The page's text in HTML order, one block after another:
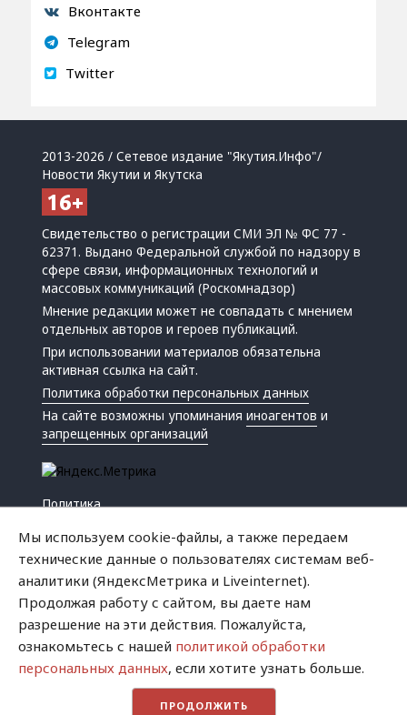
Вконтакте
Telegram
Twitter
2013-2026 / Сетевое издание "Якутия.Инфо"/
Новости Якутии и Якутска
Свидетельство о регистрации СМИ ЭЛ № ФС 77 -
62371. Выдано Федеральной службой по надзору в
сфере связи, информационных технологий и
массовых коммуникаций (Роскомнадзор)
Мнение редакции может не совпадать с мнением
отдельных авторов и героев публикаций.
При использовании материалов обязательна
активная ссылка на сайт.
Политика обработки персональных данных
На сайте возможны упоминанияиноагентов и
запрещенных организаций
Политика
Успех
Хватит это терпеть
Мы используем cookie-файлы, а также передаем
технические данные о пользователях системам веб-
аналитики (ЯндексМетрика и Liveinternet).
Продолжая работу с сайтом, вы даете нам
разрешение на эти действия. Пожалуйста,
ознакомьтесь с нашей политикой обработки
персональных данных, если хотите узнать больше.
ПРОДОЛЖИТЬ